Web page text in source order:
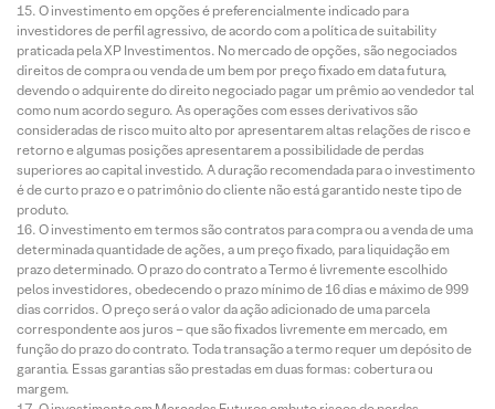
O investimento em opções é preferencialmente indicado para
investidores de perfil agressivo, de acordo com a política de suitability
praticada pela XP Investimentos. No mercado de opções, são negociados
direitos de compra ou venda de um bem por preço fixado em data futura,
devendo o adquirente do direito negociado pagar um prêmio ao vendedor tal
como num acordo seguro. As operações com esses derivativos são
consideradas de risco muito alto por apresentarem altas relações de risco e
retorno e algumas posições apresentarem a possibilidade de perdas
superiores ao capital investido. A duração recomendada para o investimento
é de curto prazo e o patrimônio do cliente não está garantido neste tipo de
produto.
O investimento em termos são contratos para compra ou a venda de uma
determinada quantidade de ações, a um preço fixado, para liquidação em
prazo determinado. O prazo do contrato a Termo é livremente escolhido
pelos investidores, obedecendo o prazo mínimo de 16 dias e máximo de 999
dias corridos. O preço será o valor da ação adicionado de uma parcela
correspondente aos juros – que são fixados livremente em mercado, em
função do prazo do contrato. Toda transação a termo requer um depósito de
garantia. Essas garantias são prestadas em duas formas: cobertura ou
margem.